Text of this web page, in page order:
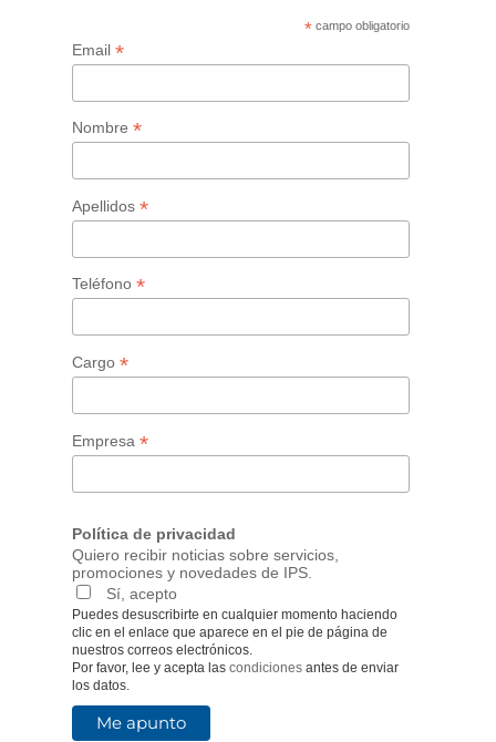
* campo obligatorio
Email *
Nombre *
Apellidos *
Teléfono *
Cargo *
Empresa *
Política de privacidad
Quiero recibir noticias sobre servicios,
promociones y novedades de IPS.
Sí, acepto
Puedes desuscribirte en cualquier momento haciendo
clic en el enlace que aparece en el pie de página de
nuestros correos electrónicos.
Por favor, lee y acepta las condicionesantes de enviar
los datos.